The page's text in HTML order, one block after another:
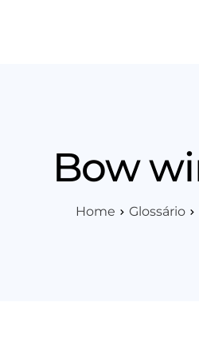
Bow
Home Glossário